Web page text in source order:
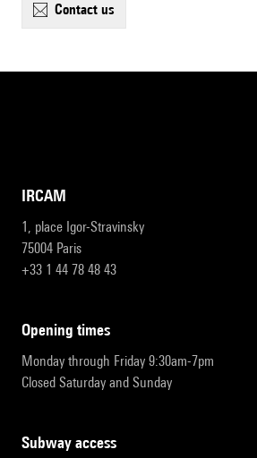
contact us
IRCAM
1, place Igor-Stravinsky
75004 Paris
+33 1 44 78 48 43
opening times
Monday through Friday 9:30am-7pm
Closed Saturday and Sunday
subway access